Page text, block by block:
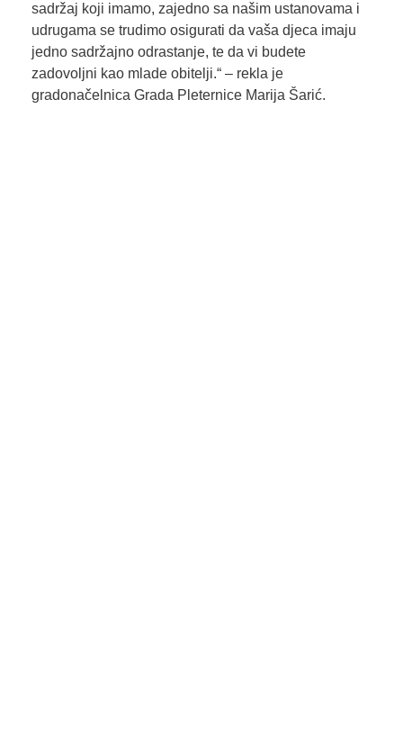
sadržaj koji imamo, zajedno sa našim ustanovama i
udrugama se trudimo osigurati da vaša djeca imaju
jedno sadržajno odrastanje, te da vi budete
zadovoljni kao mlade obitelji.“ – rekla je
gradonačelnica Grada Pleternice Marija Šarić.